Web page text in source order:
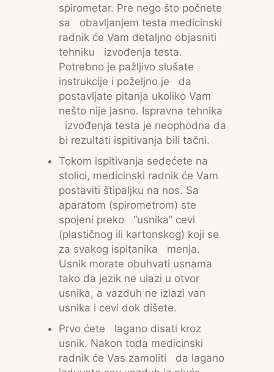
spirometar. Pre nego što počnete
sa obavljanjem testa medicinski
radnik će Vam detaljno objasniti
tehniku izvođenja testa.
Potrebno je pažljivo slušate
instrukcije i poželjno je da
postavljate pitanja ukoliko Vam
nešto nije jasno. Ispravna tehnika
izvođenja testa je neophodna da
bi rezultati ispitivanja bili tačni.
Tokom ispitivanja sedećete na
stolici, medicinski radnik će Vam
postaviti štipaljku na nos. Sa
aparatom (spirometrom) ste
spojeni preko “usnika” cevi
(plastičnog ili kartonskog) koji se
za svakog ispitanika menja.
Usnik morate obuhvati usnama
tako da jezik ne ulazi u otvor
usnika, a vazduh ne izlazi van
usnika i cevi dok dišete.
Prvo ćete lagano disati kroz
usnik. Nakon toda medicinski
radnik će Vas zamoliti da lagano